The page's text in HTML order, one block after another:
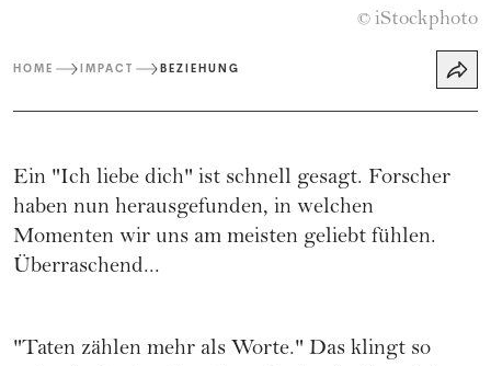
© iStockphoto
HOME IMPACT BEZIEHUNG
Ein "Ich liebe dich" ist schnell gesagt. Forscher
haben nun herausgefunden, in welchen
Momenten wir uns am meisten geliebt fühlen.
Überraschend...
"Taten zählen mehr als Worte." Das klingt so